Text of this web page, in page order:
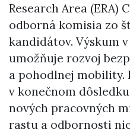
Research Area (ERA)
odborná komisia zo
kandidátov. Výskum
umožňuje rozvoj
a pohodlnej mobility.
v konečnom
nových pracovných
rastu a odbornosti